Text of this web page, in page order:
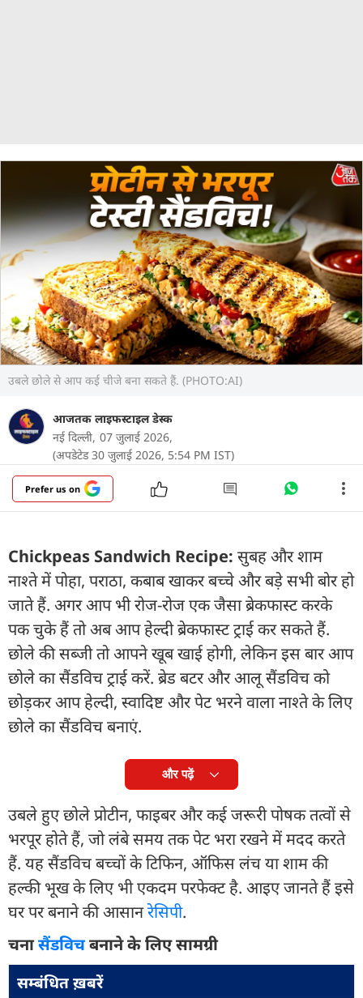
उबले छोले से आप कई चीजे बना सकते हैं. (PHOTO:AI)
आजतक लाइफस्टाइल डेस्क
नई दिल्ली, 07 जुलाई 2026,
(अपडेटेड 30 जुलाई 2026, 5:54 PM IST)
Prefer us on
Chickpeas Sandwich Recipe: सुबह और शाम
नाश्ते में पोहा, पराठा, कबाब खाकर बच्चे और बड़े सभी बोर हो
जाते हैं. अगर आप भी रोज-रोज एक जैसा ब्रेकफास्ट करके
पक चुके हैं तो अब आप हेल्दी ब्रेकफास्ट ट्राई कर सकते हैं.
छोले की सब्जी तो आपने खूब खाई होगी, लेकिन इस बार आप
छोले का सैंडविच ट्राई करें. ब्रेड बटर और आलू सैंडविच को
छोड़कर आप हेल्दी, स्वादिष्ट और पेट भरने वाला नाश्ते के लिए
छोले का सैंडविच बनाएं.
और पढ़ें
उबले हुए छोले प्रोटीन, फाइबर और कई जरूरी पोषक तत्वों से
भरपूर होते हैं, जो लंबे समय तक पेट भरा रखने में मदद करते
हैं. यह सैंडविच बच्चों के टिफिन, ऑफिस लंच या शाम की
हल्की भूख के लिए भी एकदम परफेक्ट है. आइए जानते हैं इसे
घर पर बनाने की आसानरेसिपी.
चनासैंडविचबनाने के लिए सामग्री
सम्बंधित ख़बरें